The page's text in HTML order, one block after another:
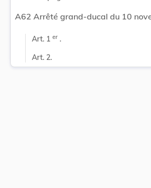
Art. 1 er .
Art. 2.